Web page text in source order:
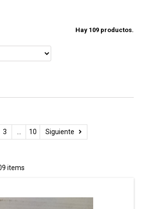
Hay 109 productos.
3 10 Siguiente
items